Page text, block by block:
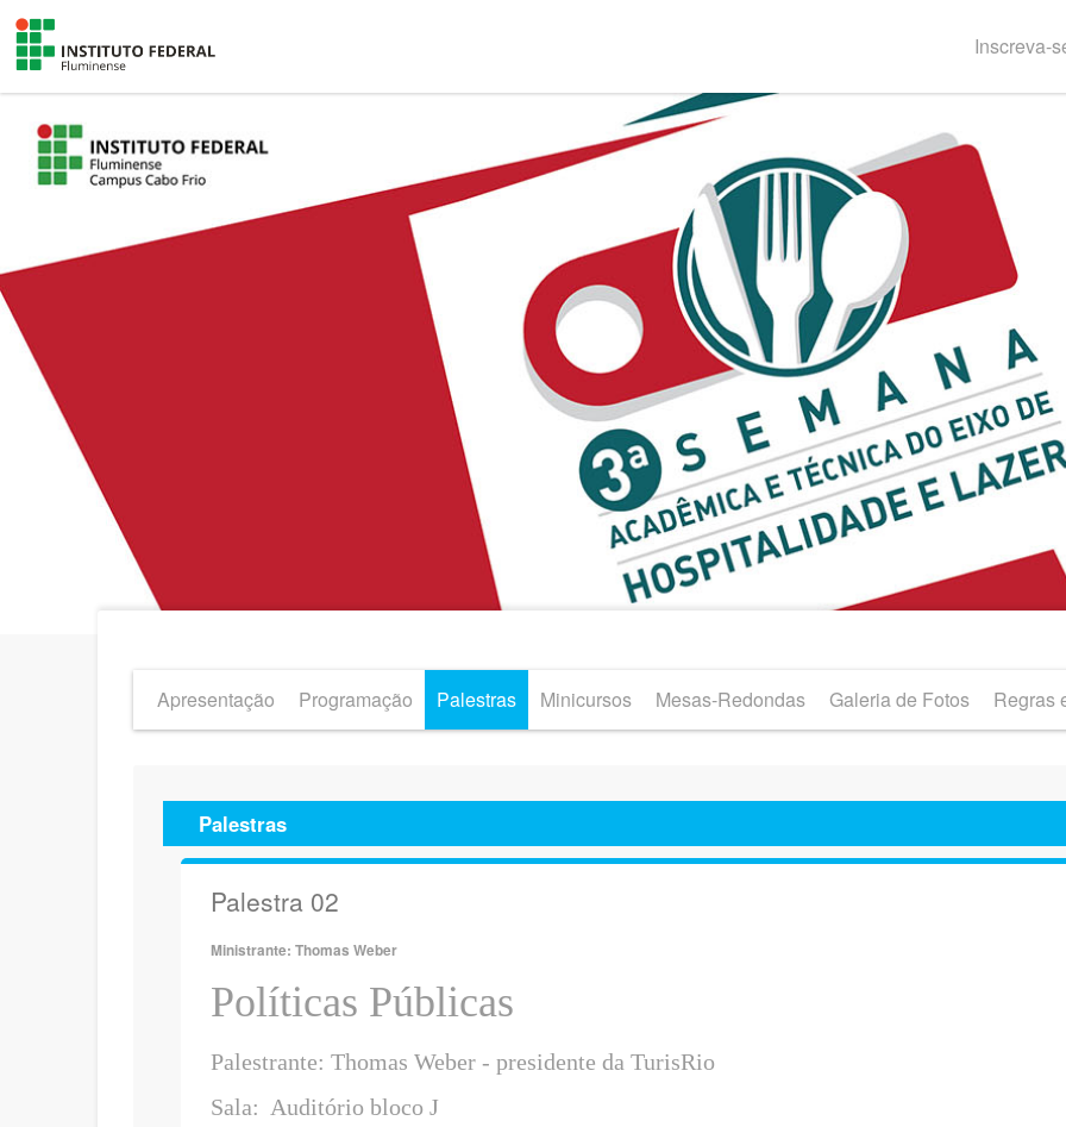
Inscreva-
Apresentação Programação Palestras Minicursos Mesas-Redondas Galeria de Fotos Regras
Palestras
Palestra 02
Ministrante: Thomas Weber
Políticas Públicas
Palestrante: Thomas Weber - presidente da
Sala: Auditório bloco J